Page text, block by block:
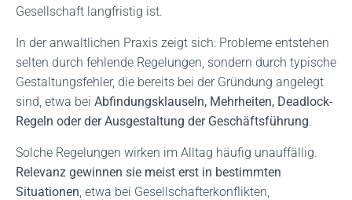
Gesellschaft langfristig ist.
In der anwaltlichen Praxis zeigt sich: Probleme entstehen
selten durch fehlende Regelungen, sondern durch typische
Gestaltungsfehler, die bereits bei der Gründung angelegt
sind, etwa bei Abfindungsklauseln, Mehrheiten, Deadlock-
Regeln oder der Ausgestaltung der Geschäftsführung.
Solche Regelungen wirken im Alltag häufig unauffällig.
Relevanz gewinnen sie meist erst in bestimmten
Situationen, etwa bei Gesellschafterkonflikten,